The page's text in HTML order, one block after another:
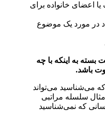
اعضای خانواده برای
در مورد یک موضوع
به اینکه با چه
باشد.
می‌شناسید می‌تواند
سلسله مراتبی
که نمی‌شناسید